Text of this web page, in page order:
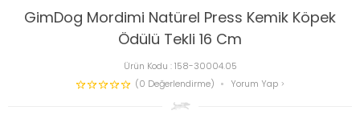
GimDog Mordimi Natürel Press Kemik Köpek
Ödülü Tekli 16 Cm
Ürün Kodu :158-30004.05
(0 Değerlendirme)
Yorum Yap